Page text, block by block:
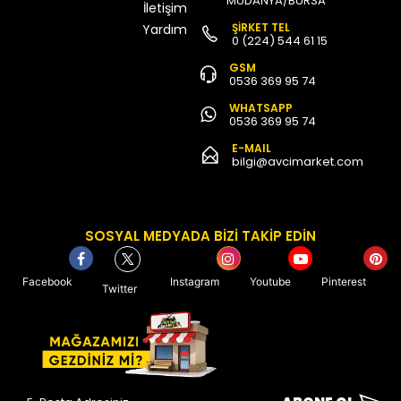
İletişim
Yardım
ŞİRKET TEL
0 (224) 544 61 15
GSM
0536 369 95 74
WHATSAPP
0536 369 95 74
E-MAIL
bilgi@avcimarket.com
SOSYAL MEDYADA BİZİ TAKİP EDİN
Facebook
Twitter
Instagram Youtube Pinterest